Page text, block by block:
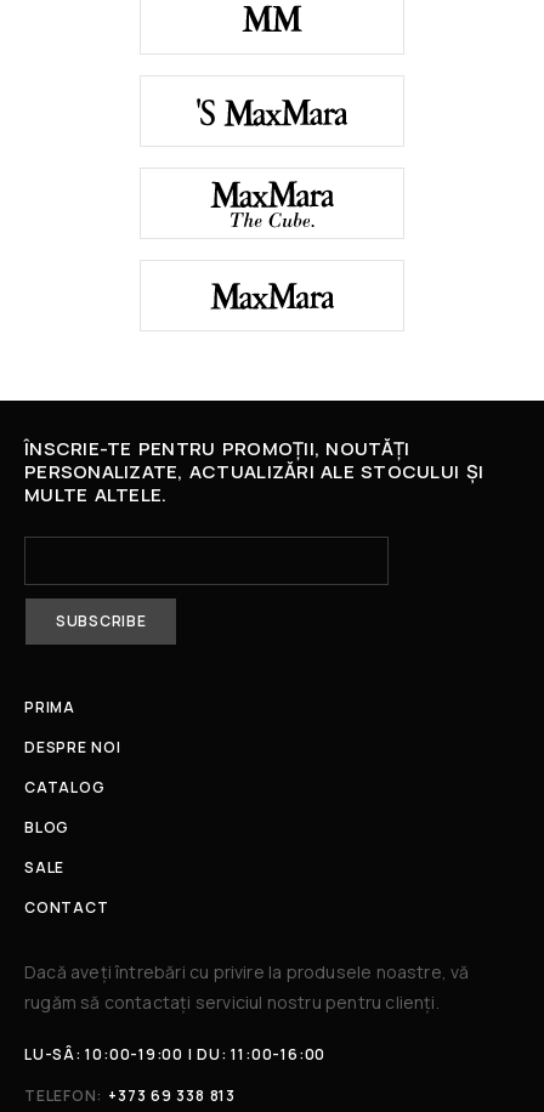
ÎNSCRIE-TE PENTRU PROMOȚII, NOUTĂȚI
PERSONALIZATE, ACTUALIZĂRI ALE STOCULUI ȘI
MULTE ALTELE.
PRIMA
DESPRE NOI
CATALOG
BLOG
SALE
CONTACT
Dacă aveți întrebări cu privire la produsele noastre, vă
rugăm să contactați serviciul nostru pentru clienți.​
LU-SÂ: 10:00-19:00 | DU: 11:00-16:00
TELEFON: +373 69 338 813